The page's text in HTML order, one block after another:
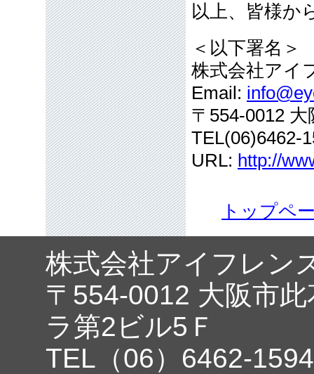
以上、皆様か
＜以下署名＞
株式会社アイ
Email:
〒554-0012
TEL(06)6462-
URL: http://
トップペ
株式会社アイフレン
〒554-0012 大阪市
ラ第2ビル5Ｆ
TEL（06）6462-